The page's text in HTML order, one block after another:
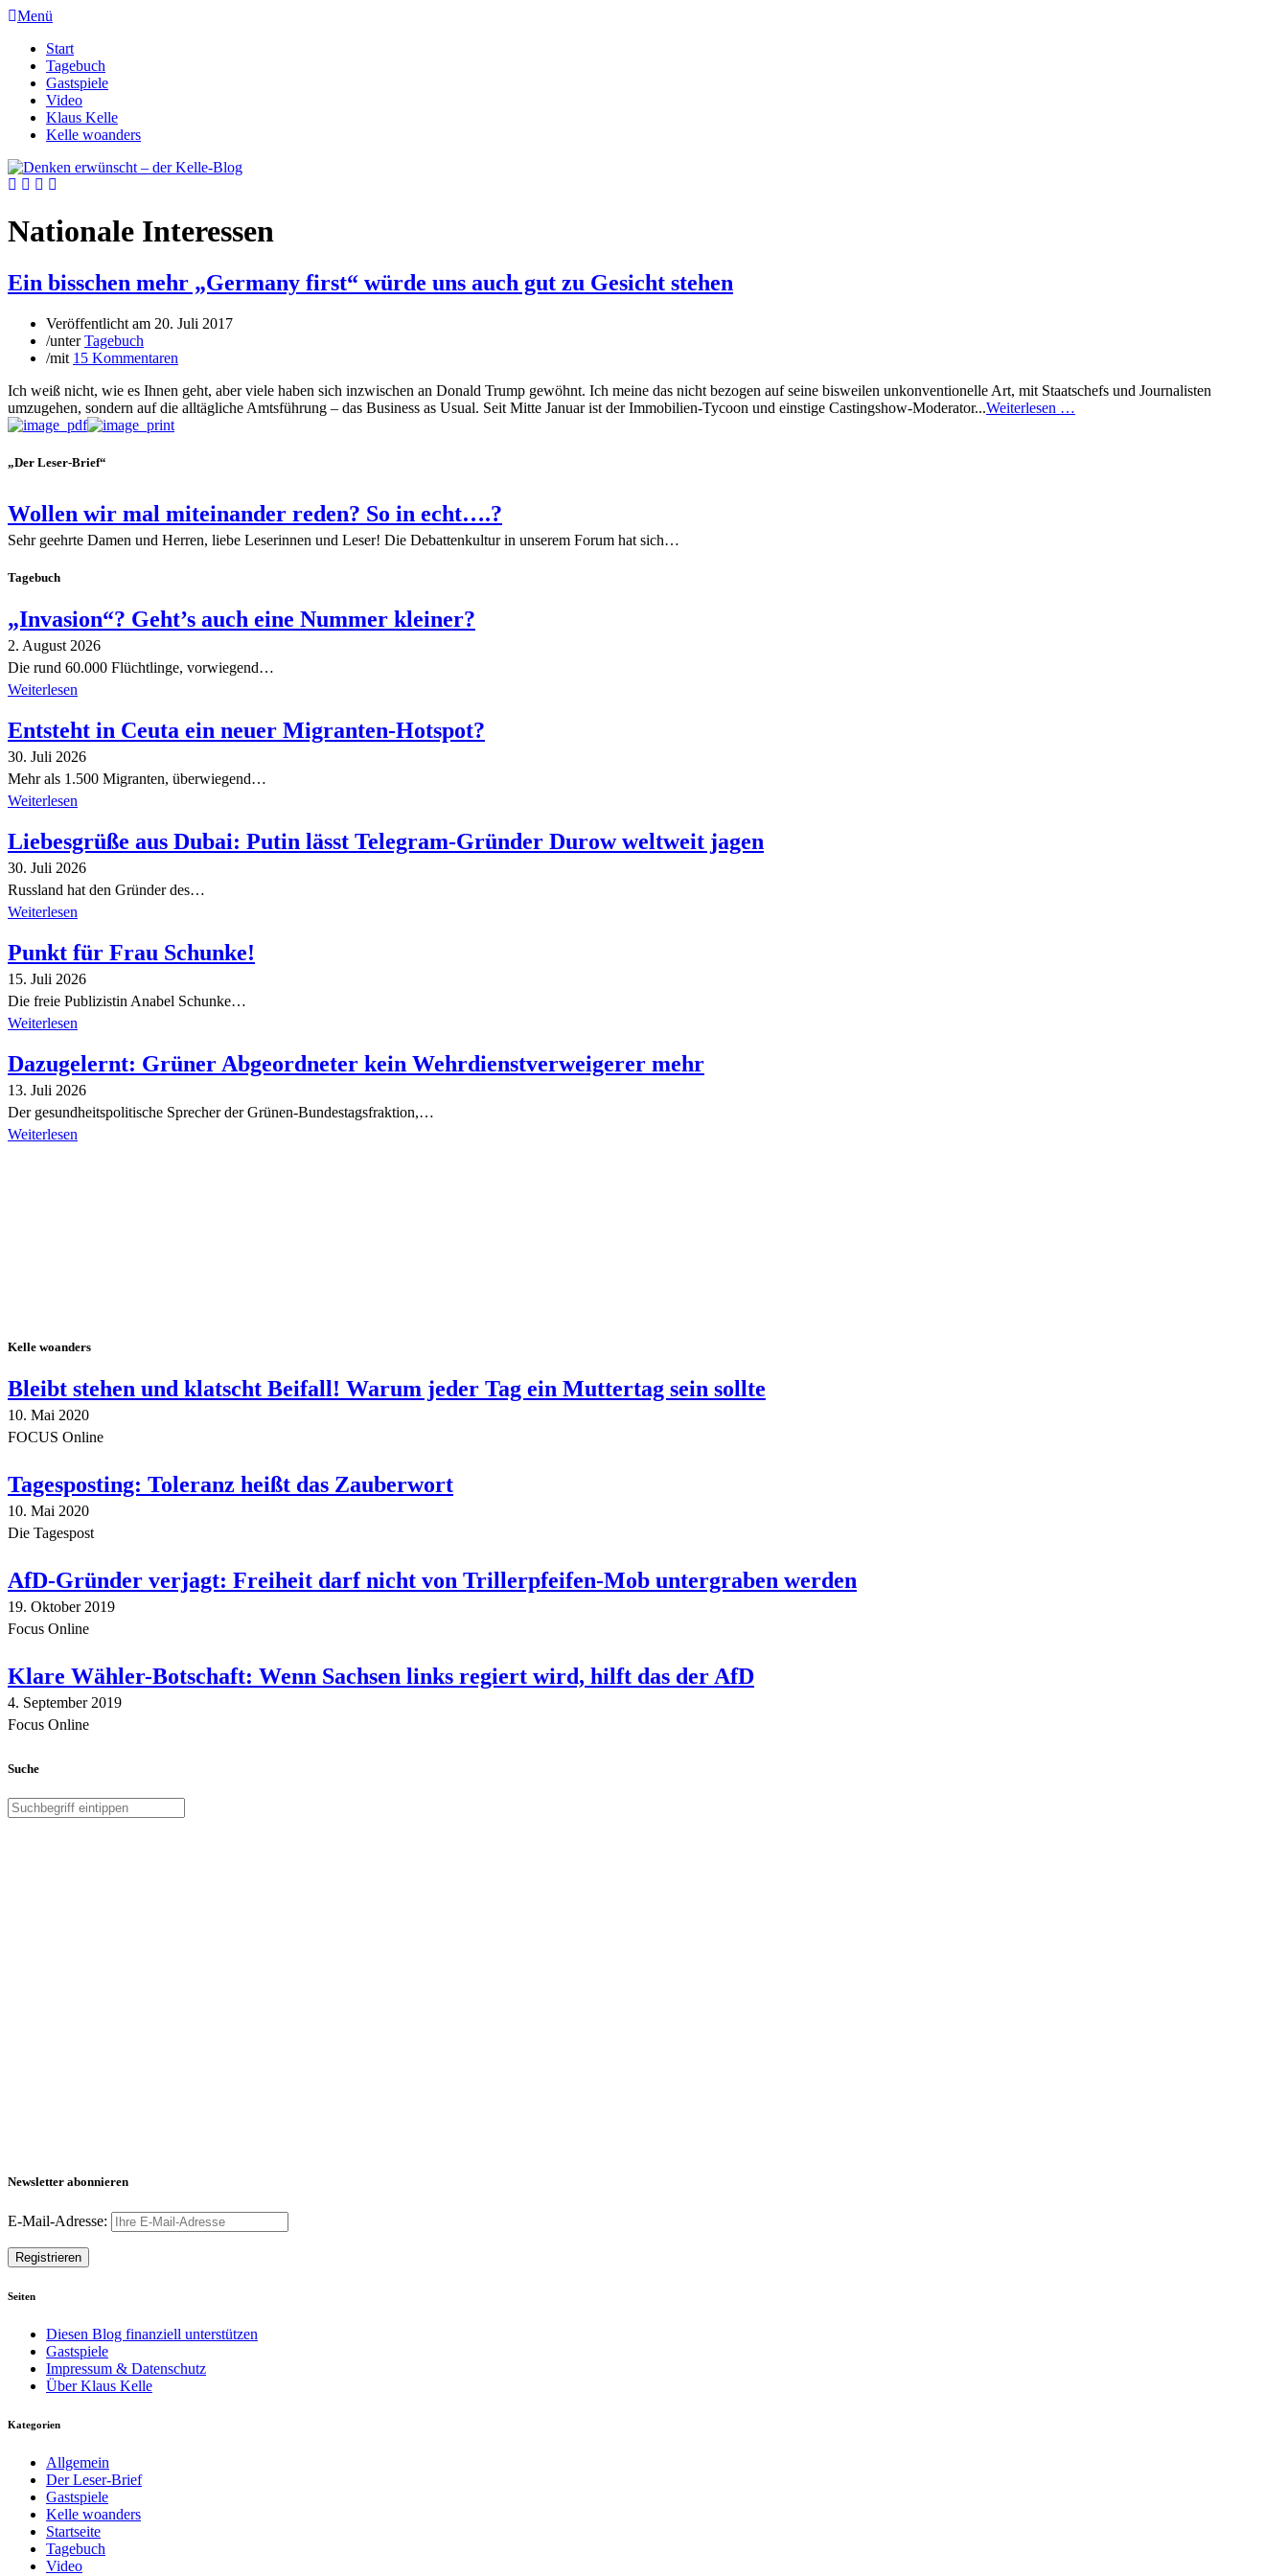
Menü
Start
Tagebuch
Gastspiele
Video
Klaus Kelle
Kelle woanders
Nationale Interessen
Ein bisschen mehr „Germany first“ würde uns auch gut zu Gesicht stehen
Veröffentlicht am 20. Juli 2017
/unterTagebuch
/mit 15 Kommentaren
Ich weiß nicht, wie es Ihnen geht, aber viele haben sich inzwischen an Donald Trump gewöhnt. Ich meine das nicht bezogen auf seine bisweilen unkonventionelle Art, mit Staatschefs und Journalisten
umzugehen, sondern auf die alltägliche Amtsführung – das Business as Usual. Seit Mitte Januar ist der Immobilien-Tycoon und einstige Castingshow-Moderator...Weiterlesen …
„Der Leser-Brief“
Wollen wir mal miteinander reden? So in echt….?
Sehr geehrte Damen und Herren, liebe Leserinnen und Leser! Die Debattenkultur in unserem Forum hat sich…
Tagebuch
„Invasion“? Geht’s auch eine Nummer kleiner?
2. August 2026
Die rund 60.000 Flüchtlinge, vorwiegend…
Weiterlesen
Entsteht in Ceuta ein neuer Migranten-Hotspot?
30. Juli 2026
Mehr als 1.500 Migranten, überwiegend…
Weiterlesen
Liebesgrüße aus Dubai: Putin lässt Telegram-Gründer Durow weltweit jagen
30. Juli 2026
Russland hat den Gründer des…
Weiterlesen
Punkt für Frau Schunke!
15. Juli 2026
Die freie Publizistin Anabel Schunke…
Weiterlesen
Dazugelernt: Grüner Abgeordneter kein Wehrdienstverweigerer mehr
13. Juli 2026
Der gesundheitspolitische Sprecher der Grünen-Bundestagsfraktion,…
Weiterlesen
Kelle woanders
Bleibt stehen und klatscht Beifall! Warum jeder Tag ein Muttertag sein sollte
10. Mai 2020
FOCUS Online
Tagesposting: Toleranz heißt das Zauberwort
10. Mai 2020
Die Tagespost
AfD-Gründer verjagt: Freiheit darf nicht von Trillerpfeifen-Mob untergraben werden
19. Oktober 2019
Focus Online
Klare Wähler-Botschaft: Wenn Sachsen links regiert wird, hilft das der AfD
4. September 2019
Focus Online
Suche
Newsletter abonnieren
E-Mail-Adresse:
Seiten
Diesen Blog finanziell unterstützen
Gastspiele
Impressum & Datenschutz
Über Klaus Kelle
Kategorien
Allgemein
Der Leser-Brief
Gastspiele
Kelle woanders
Startseite
Tagebuch
Video